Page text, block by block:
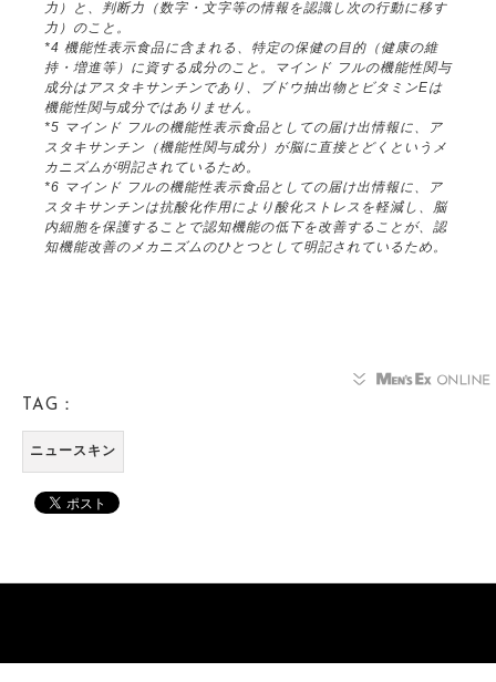
力）と、判断力（数字・文字等の情報を認識し次の行動に移す
力）のこと。
*4 機能性表示食品に含まれる、特定の保健の目的（健康の維
持・増進等）に資する成分のこと。マインド フルの機能性関与
成分はアスタキサンチンであり、ブドウ抽出物とビタミンEは
機能性関与成分ではありません。
*5 マインド フルの機能性表示食品としての届け出情報に、ア
スタキサンチン（機能性関与成分）が脳に直接とどくというメ
カニズムが明記されているため。
*6 マインド フルの機能性表示食品としての届け出情報に、ア
スタキサンチンは抗酸化作用により酸化ストレスを軽減し、脳
内細胞を保護することで認知機能の低下を改善することが、認
知機能改善のメカニズムのひとつとして明記されているため。
TAG：
ニュースキン